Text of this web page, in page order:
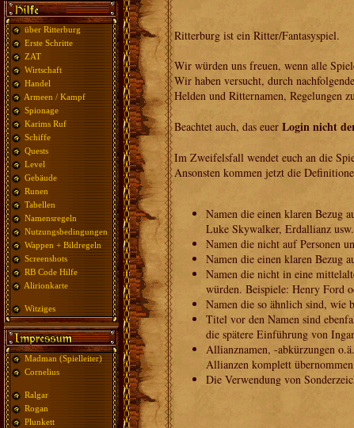
über Ritterburg
Erste Schritte
ZAT
Wirtschaft
Handel
Armeen / Kampf
Spionage
Karims Ruf
Schiffe
Quests
Level
Gebäude
Runen
Tabellen
Namensregeln
Nutzungsbedingungen
Wappen + Bildregeln
Screenshots
RB Code Hilfe
Alirionkarte
Witziges
Madman (Spielleiter)
Cornelius
Ralgar
Rogan
Plunkett
Ritterburg ist ein Ritter/Fantasyspiel.
Wir würden uns freuen, wenn alle
Wir haben versucht, durch
Helden und Ritternamen, Regelungen
Beachtet auch, das euer Login nicht
Im Zweifelsfall wendet euch an die
Ansonsten kommen jetzt die
Namen die einen klaren Bezug
Luke Skywalker, Erdallianz
Namen die nicht auf Personen
Namen die einen klaren Bezug
Namen die nicht in eine
würden. Beispiele: Henry Ford
Namen die so ähnlich sind, wie
Titel vor den Namen sind
die spätere Einführung von
Allianznamen, -abkürzungen
Allianzen komplett
Die Verwendung von